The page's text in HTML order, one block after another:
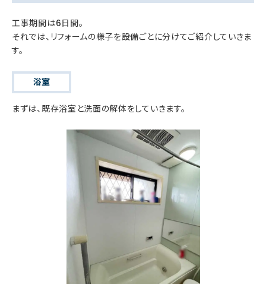
工事期間は6日間。
それでは、リフォームの様子を設備ごとに分けてご紹介していきま
す。
浴室
まずは、既存浴室と洗面の解体をしていきます。